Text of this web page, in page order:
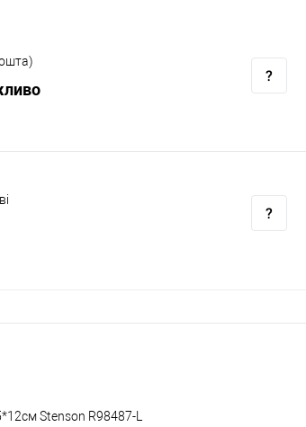
Stenson R98487-L